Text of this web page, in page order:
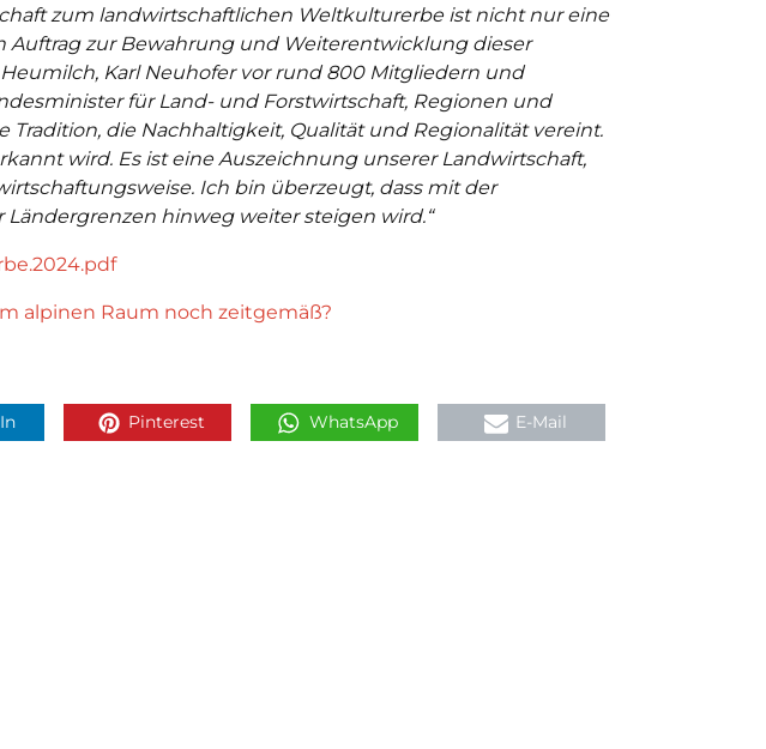
zum landwirtschaftlichen Weltkulturerbe ist nicht nur eine
zur Bewahrung und Weiterentwicklung dieser
Karl Neuhofer vor rund 800 Mitgliedern und
für Land- und Forstwirtschaft, Regionen und
Tradition, die Nachhaltigkeit, Qualität und Regionalität vereint.
wird. Es ist eine Auszeichnung unserer Landwirtschaft,
Ich bin überzeugt, dass mit der
hinweg weiter steigen wird.“
alpinen Raum noch zeitgemäß?
Pinterest WhatsApp E-Mail